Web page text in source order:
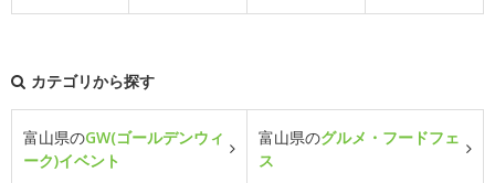
カテゴリから探す
富山県のGW(ゴールデンウィ
ーク)イベント
富山県のグルメ・フードフェ
ス